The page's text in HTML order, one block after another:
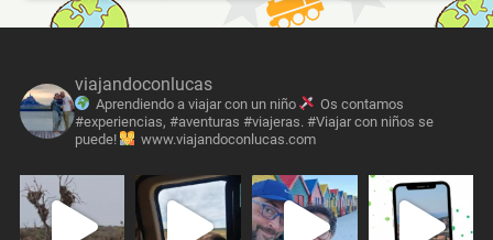
viajandoconlucas
Aprendiendo a viajar con un niño
Os contamos
#experiencias, #aventuras #viajeras. #Viajar con niños se
puede!
www.viajandoconlucas.com